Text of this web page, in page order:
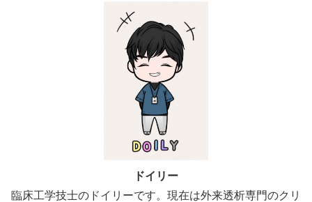
ドイリー
臨床工学技士のドイリーです。現在は外来透析専門のクリ